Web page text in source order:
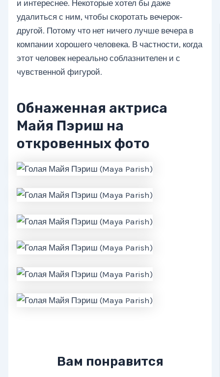
и интереснее. Некоторые хотел бы даже
удалиться с ним, чтобы скоротать вечерок-
другой. Потому что нет ничего лучше вечера в
компании хорошего человека. В частности, когда
этот человек нереально соблазнителен и с
чувственной фигурой.
Обнаженная актриса
Майя Пэриш на
откровенных фото
Вам понравится